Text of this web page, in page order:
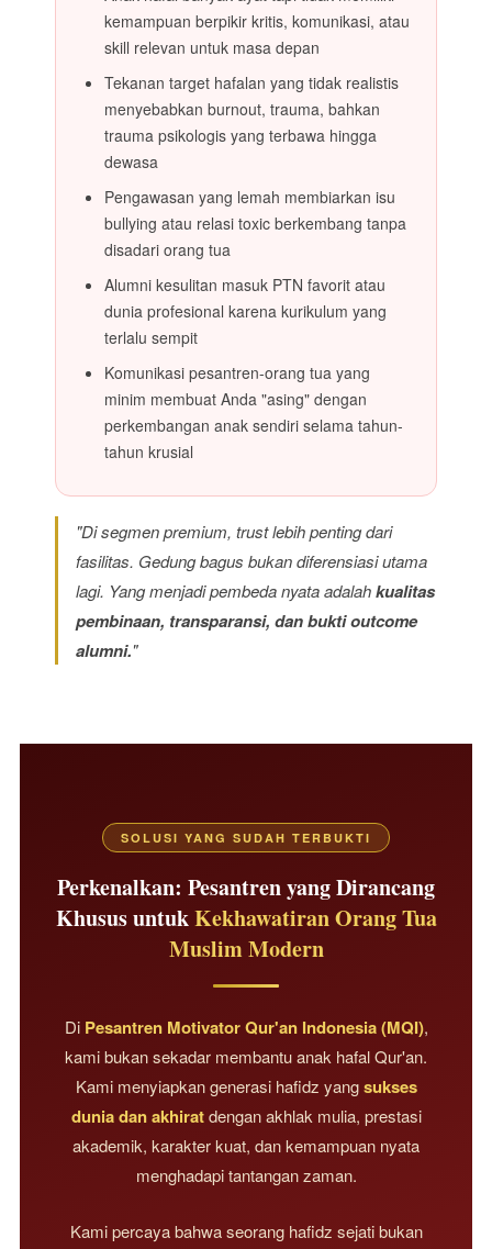
kemampuan berpikir kritis, komunikasi, atau
skill relevan untuk masa depan
Tekanan target hafalan yang tidak realistis
menyebabkan burnout, trauma, bahkan
trauma psikologis yang terbawa hingga
dewasa
Pengawasan yang lemah membiarkan isu
bullying atau relasi toxic berkembang tanpa
disadari orang tua
Alumni kesulitan masuk PTN favorit atau
dunia profesional karena kurikulum yang
terlalu sempit
Komunikasi pesantren-orang tua yang
minim membuat Anda "asing" dengan
perkembangan anak sendiri selama tahun-
tahun krusial
"Di segmen premium, trust lebih penting dari
fasilitas. Gedung bagus bukan diferensiasi utama
lagi. Yang menjadi pembeda nyata adalahkualitas
pembinaan, transparansi, dan bukti outcome
alumni."
SOLUSI YANG SUDAH TERBUKTI
Perkenalkan: Pesantren yang Dirancang
Khusus untukKekhawatiran Orang Tua
Muslim Modern
Di Pesantren Motivator Qur'an Indonesia (MQI),
kami bukan sekadar membantu anak hafal Qur'an.
Kami menyiapkan generasi hafidz yangsukses
dunia dan akhiratdengan akhlak mulia, prestasi
akademik, karakter kuat, dan kemampuan nyata
menghadapi tantangan zaman.
Kami percaya bahwa seorang hafidz sejati bukan